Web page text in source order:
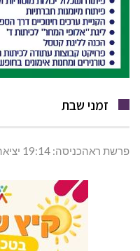
זמני שבת
פרשת ראהכניסה: 19:14 יציאה: 20:12